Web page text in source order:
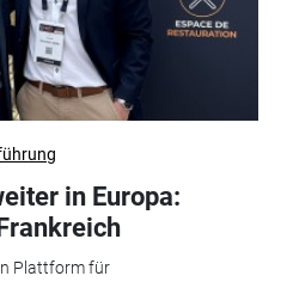
in Europa:
Plattform für